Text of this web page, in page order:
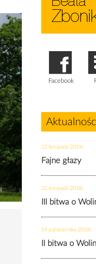
Facebook
12 listopada 2019r.
Fajne głazy
22 listopada 2018r.
III bitwa o
14 października 2018r.
II bitwa o